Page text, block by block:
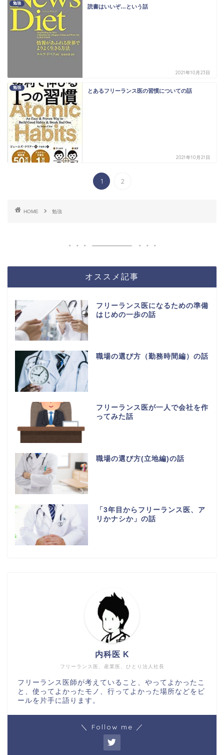
勉強
読書はいいぞ…という話
2021年10月23日
勉強
とあるフリーランス医の習慣についての話
2021年10月21日
1 2
HOME 勉強
オススメ記事
フリーランス医になるための準備
はじめの一歩の話
職場の選び方（勤務時間編）の話
フリーランス医が一人で会社を作
ってみた話
職場の選び方(立地編)の話
「3年目からフリーランス医、ア
リかナシか」の話
フリーランス医、産業医、ひとり法人社長
内科医 K
フリーランス医師が考えていること、やってよかったこ
と、使ってよかったモノ、行ってよかった場所などをビ
ールを片手に語ります。
＼ Follow me ／
日常
読書